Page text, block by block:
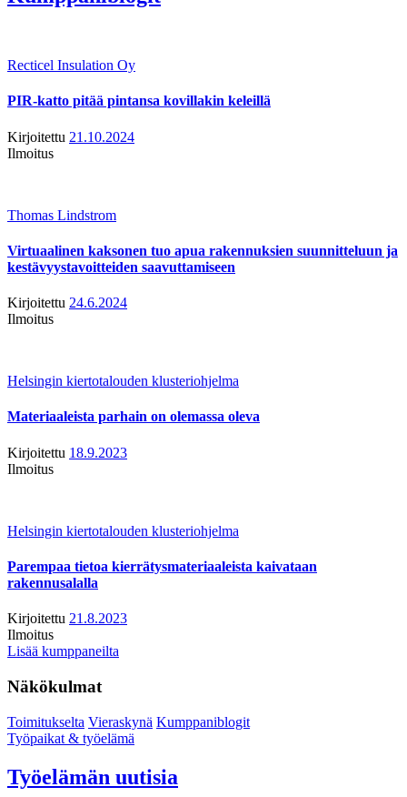
Recticel Insulation Oy
PIR-katto pitää pintansa kovillakin keleillä
Kirjoitettu 21.10.2024
Ilmoitus
Thomas Lindstrom
Virtuaalinen kaksonen tuo apua rakennuksien suunnitteluun ja
kestävyystavoitteiden saavuttamiseen
Kirjoitettu 24.6.2024
Ilmoitus
Helsingin kiertotalouden klusteriohjelma
Materiaaleista parhain on olemassa oleva
Kirjoitettu 18.9.2023
Ilmoitus
Helsingin kiertotalouden klusteriohjelma
Parempaa tietoa kierrätysmateriaaleista kaivataan
rakennusalalla
Kirjoitettu 21.8.2023
Ilmoitus
Lisää kumppaneilta
Näkökulmat
Toimitukselta Vieraskynä Kumppaniblogit
Työpaikat & työelämä
Työelämän uutisia